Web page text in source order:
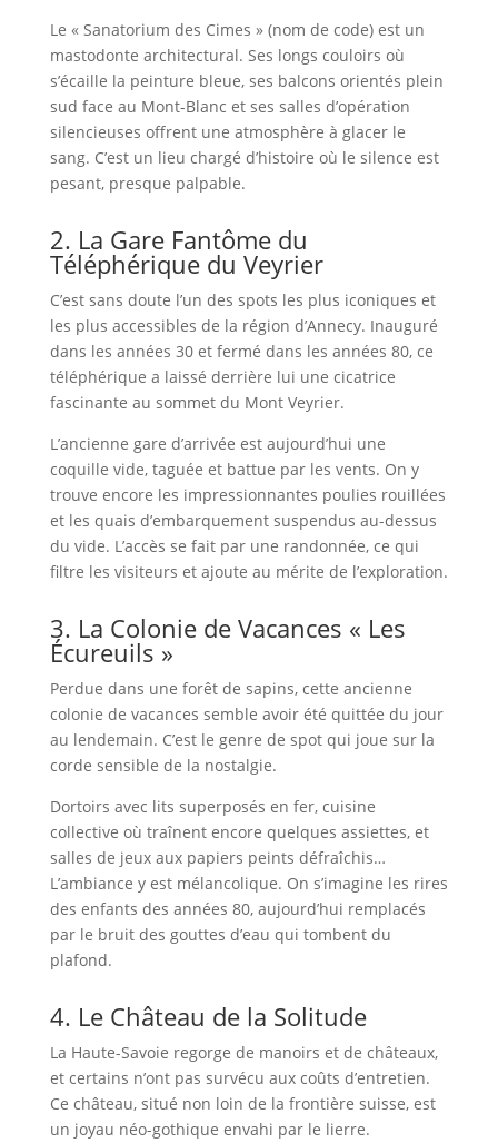
Le « Sanatorium des Cimes » (nom de code) est un
mastodonte architectural. Ses longs couloirs où
s’écaille la peinture bleue, ses balcons orientés plein
sud face au Mont-Blanc et ses salles d’opération
silencieuses offrent une atmosphère à glacer le
sang. C’est un lieu chargé d’histoire où le silence est
pesant, presque palpable.
2. La Gare Fantôme du
Téléphérique du Veyrier
C’est sans doute l’un des spots les plus iconiques et
les plus accessibles de la région d’Annecy. Inauguré
dans les années 30 et fermé dans les années 80, ce
téléphérique a laissé derrière lui une cicatrice
fascinante au sommet du Mont Veyrier.
L’ancienne gare d’arrivée est aujourd’hui une
coquille vide, taguée et battue par les vents. On y
trouve encore les impressionnantes poulies rouillées
et les quais d’embarquement suspendus au-dessus
du vide. L’accès se fait par une randonnée, ce qui
filtre les visiteurs et ajoute au mérite de l’exploration.
3. La Colonie de Vacances « Les
Écureuils »
Perdue dans une forêt de sapins, cette ancienne
colonie de vacances semble avoir été quittée du jour
au lendemain. C’est le genre de spot qui joue sur la
corde sensible de la nostalgie.
Dortoirs avec lits superposés en fer, cuisine
collective où traînent encore quelques assiettes, et
salles de jeux aux papiers peints défraîchis…
L’ambiance y est mélancolique. On s’imagine les rires
des enfants des années 80, aujourd’hui remplacés
par le bruit des gouttes d’eau qui tombent du
plafond.
4. Le Château de la Solitude
La Haute-Savoie regorge de manoirs et de châteaux,
et certains n’ont pas survécu aux coûts d’entretien.
Ce château, situé non loin de la frontière suisse, est
un joyau néo-gothique envahi par le lierre.